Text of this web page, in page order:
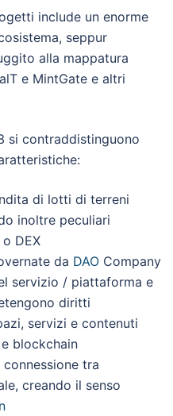
include un enorme
seppur
alla mappatura
e MintGate e altri
si contraddistinguono
di lotti di terreni
inoltre peculiari
o DEX
da DAO Company
servizio / piattaforma e
diritti
servizi e contenuti
blockchain
tra
creando il senso